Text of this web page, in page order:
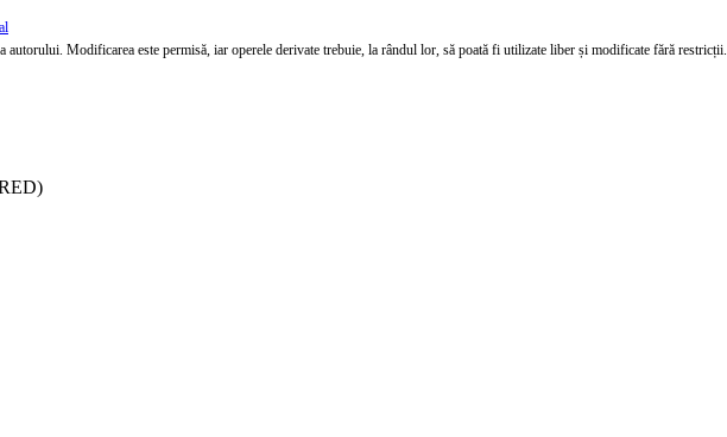
Modificarea este permisă, iar operele derivate trebuie, la rândul lor, să poată fi utilizate liber și modificate fără restricții.